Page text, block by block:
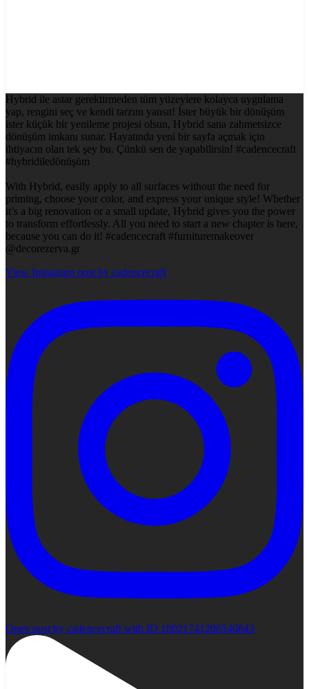
Hybrid ile astar gerektirmeden tüm yüzeylere kolayca uygulama
yap, rengini seç ve kendi tarzını yansıt! İster büyük bir dönüşüm
ister küçük bir yenileme projesi olsun, Hybrid sana zahmetsizce
dönüşüm imkanı sunar. Hayatında yeni bir sayfa açmak için
ihtiyacın olan tek şey bu. Çünkü sen de yapabilirsin! #cadencecraft
#hybridiledönüşüm
With Hybrid, easily apply to all surfaces without the need for
priming, choose your color, and express your unique style! Whether
it’s a big renovation or a small update, Hybrid gives you the power
to transform effortlessly. All you need to start a new chapter is here,
because you can do it! #cadencecraft #furnituremakeover
@decorezerva.gr
View Instagram post by cadencecraft
Open post by cadencecraft with ID 18021741206540843